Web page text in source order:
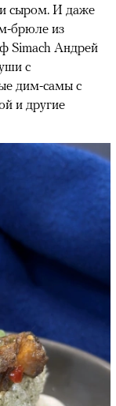
и сыром. И даже
брюле из
Simach Андрей
с
дим-самы с
и другие